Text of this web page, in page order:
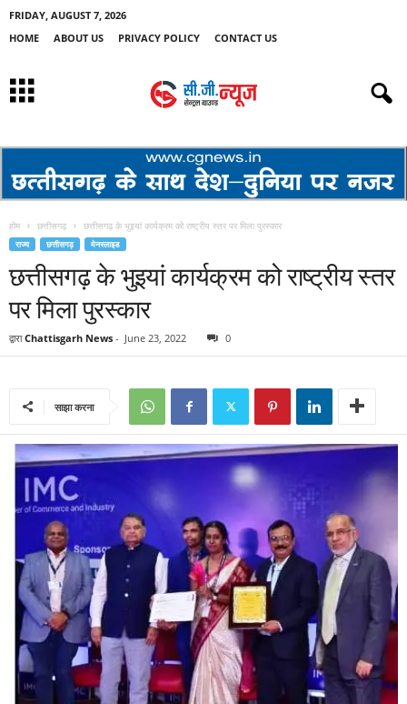
FRIDAY, AUGUST 7, 2026
HOME
ABOUT US PRIVACY POLICY CONTACT US
होम छत्तीसगढ़ छत्तीसगढ़ के भुइयां कार्यक्रम को राष्ट्रीय स्तर पर मिला पुरस्कार
राज्य छत्तीसगढ़ मेनस्लाइड
छत्तीसगढ़ के भुइयां कार्यक्रम को राष्ट्रीय स्तर
पर मिला पुरस्कार
द्वारा Chattisgarh News - June 23, 2022 0
साझा करना